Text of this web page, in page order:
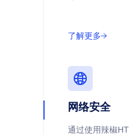
了解更多
网络安全
通过使用辣椒